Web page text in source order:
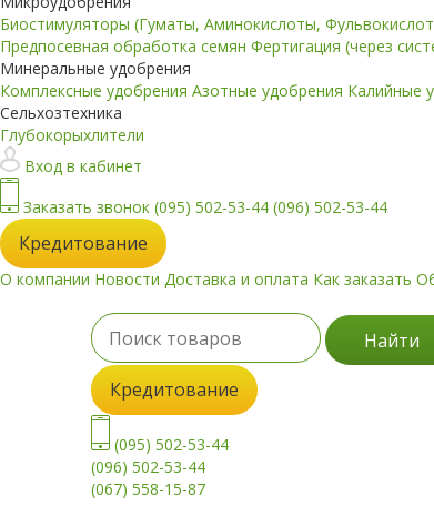
Биостимуляторы (Гуматы, Аминокислоты,
Предпосевная обработка семян Фертигация (через
Минеральные удобрения
Комплексные удобрения Азотные удобрения Калийные
Сельхозтехника
Глубокорыхлители
Вход в кабинет
Заказать звонок (095) 502-53-44 (096) 502-53-44
Кредитование
О компании Новости Доставка и оплата Как заказать
Найти
Кредитование
(095) 502-53-44
(096) 502-53-44
(067) 558-15-87